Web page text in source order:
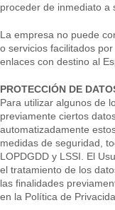
proceder de inmediato a
La empresa no puede
o servicios facilitados
enlaces con destino al
PROTECCIÓN DE
Para utilizar algunos de
previamente ciertos
automatizadamente
medidas de seguridad,
LOPDGDD y LSSI. El
el tratamiento de los
las finalidades
en la Política de